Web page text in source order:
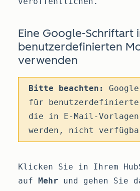
Eine Google-Schriftart
benutzerdefinierten
verwenden
Bitte beachten:
für benutzerdefinierte
die in E-Mail-Vorlagen
werden, nicht
Klicken Sie in Ihrem
auf Mehr und gehen Sie